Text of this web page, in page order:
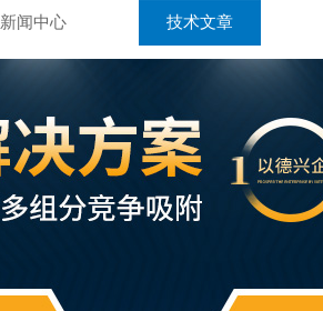
新闻中心 技术文章